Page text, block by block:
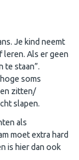
Je kind neemt
Als er geen
te staan”.
soms
zitten/
slapen.
als
moet extra hard
is hier dan ook